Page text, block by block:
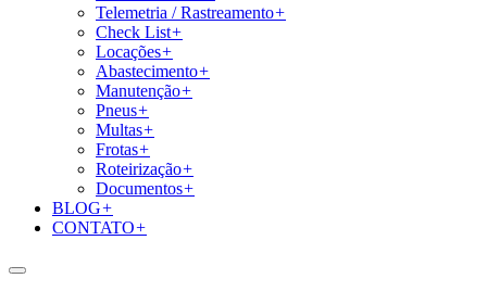
Telemetria / Rastreamento+
Check List+
Locações+
Abastecimento+
Manutenção+
Pneus+
Multas+
Frotas+
Roteirização+
Documentos+
BLOG+
CONTATO+